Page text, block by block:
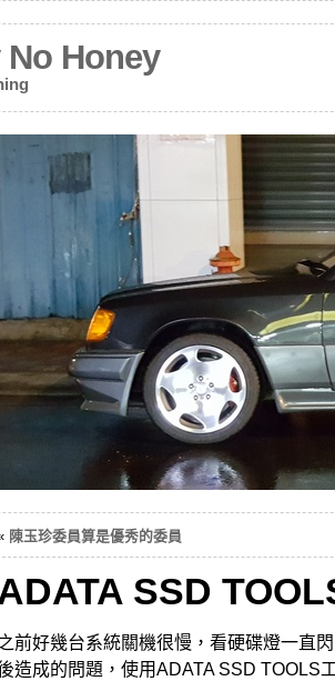
Honey
陳玉珍委員算是優秀的委員
SSD
前好幾台系統關機很慢，看硬碟燈一直
造成的問題，使用ADATA SSD TOOLS